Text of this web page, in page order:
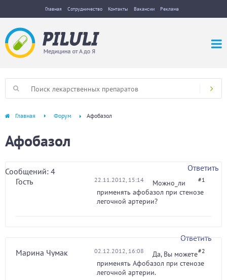
Главная Сотрудничество Контакты Вакансии Реклама
Главная Форум Афобазол
Афобазол
Сообщений: 4
Ответить
Гость
22.11.2012, 15:14 #1
Можно_ли
применять афобазол при стенозе
легочной артерии?
Ответить
Марина Чумак
02.12.2012, 16:08 #2
Да, Вы можете
применять Афобазол при стенозе
легочной артерии.